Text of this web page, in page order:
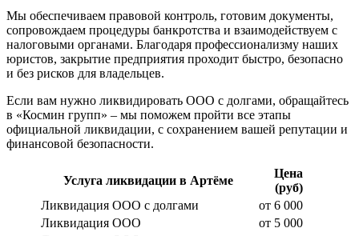
Мы обеспечиваем правовой контроль, готовим документы,
сопровождаем процедуры банкротства и взаимодействуем с
налоговыми органами. Благодаря профессионализму наших
юристов, закрытие предприятия проходит быстро, безопасно
и без рисков для владельцев.
Если вам нужно ликвидировать ООО с долгами, обращайтесь
в «Космин групп» – мы поможем пройти все этапы
официальной ликвидации, с сохранением вашей репутации и
финансовой безопасности.
Услуга ликвидации в Артёме
Цена
(руб)
Ликвидация ООО с долгами
от 6 000
Ликвидация ООО
от 5 000